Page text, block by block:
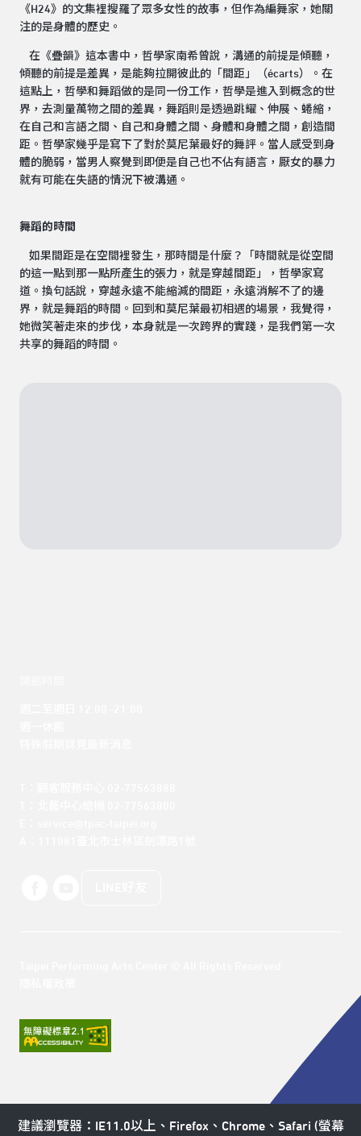
《H24》的文集裡搜羅了眾多女性的故事，但作為編舞家，她關
注的是身體的歷史。
在《疊韻》這本書中，哲學家南希曾說，溝通的前提是傾聽，
傾聽的前提是差異，是能夠拉開彼此的「間距」（écarts）。在
這點上，哲學和舞蹈做的是同一份工作，哲學是進入到概念的世
界，去測量萬物之間的差異，舞蹈則是透過跳耀、伸展、蜷縮，
在自己和言語之間、自己和身體之間、身體和身體之間，創造間
距。哲學家幾乎是寫下了對於莫尼葉最好的舞評。當人感受到身
體的脆弱，當男人察覺到即便是自己也不佔有語言，厭女的暴力
就有可能在失語的情況下被溝通。
舞蹈的時間
如果間距是在空間裡發生，那時間是什麼？「時間就是從空間
的這一點到那一點所產生的張力，就是穿越間距」，哲學家寫
道。換句話說，穿越永遠不能縮減的間距，永遠消解不了的邊
界，就是舞蹈的時間。回到和莫尼葉最初相遇的場景，我覺得，
她微笑著走來的步伐，本身就是一次跨界的實踐，是我們第一次
共享的舞蹈的時間。
建議瀏覽器：IE11.0以上、Firefox、Chrome、Safari (螢幕